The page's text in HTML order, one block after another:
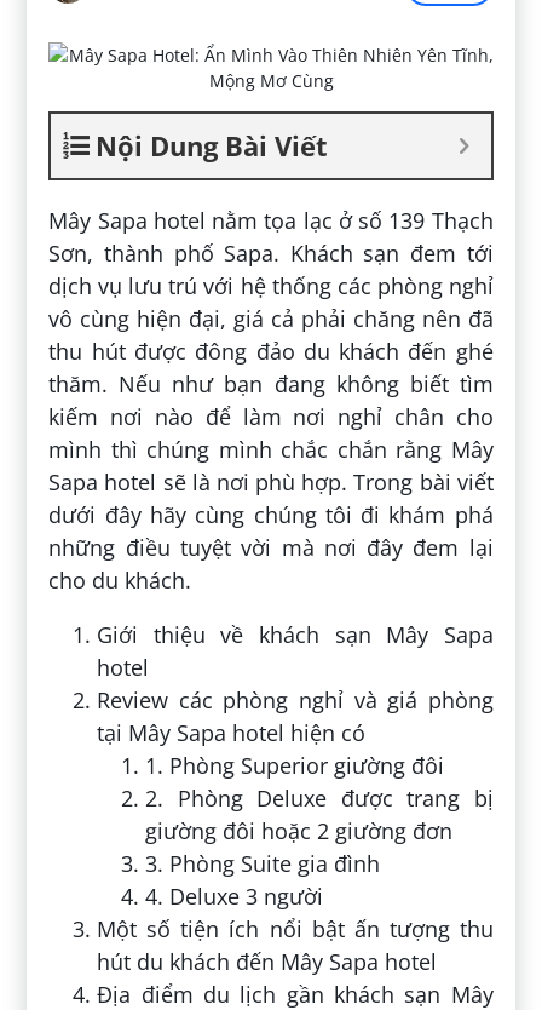
Nội Dung Bài Viết
Mây Sapa hotel nằm tọa lạc ở số 139 Thạch
Sơn, thành phố Sapa. Khách sạn đem tới
dịch vụ lưu trú với hệ thống các phòng nghỉ
vô cùng hiện đại, giá cả phải chăng nên đã
thu hút được đông đảo du khách đến ghé
thăm. Nếu như bạn đang không biết tìm
kiếm nơi nào để làm nơi nghỉ chân cho
mình thì chúng mình chắc chắn rằng Mây
Sapa hotel sẽ là nơi phù hợp. Trong bài viết
dưới đây hãy cùng chúng tôi đi khám phá
những điều tuyệt vời mà nơi đây đem lại
cho du khách.
Giới thiệu về khách sạn Mây Sapa
hotel
Review các phòng nghỉ và giá phòng
tại Mây Sapa hotel hiện có
1. Phòng Superior giường đôi
2. Phòng Deluxe được trang bị
giường đôi hoặc 2 giường đơn
3. Phòng Suite gia đình
4. Deluxe 3 người
Một số tiện ích nổi bật ấn tượng thu
hút du khách đến Mây Sapa hotel
Địa điểm du lịch gần khách sạn Mây